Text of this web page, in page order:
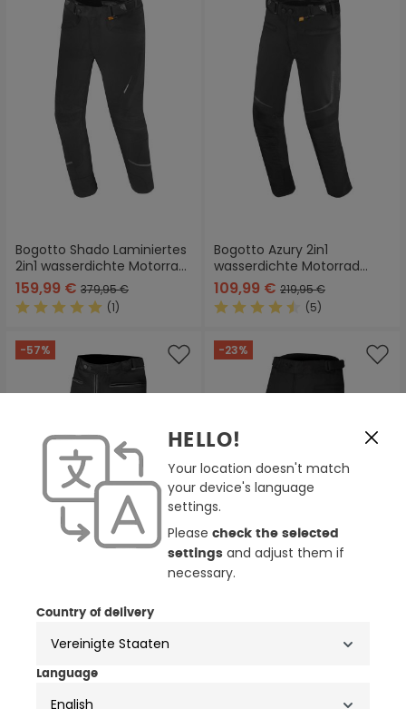
Bogotto Shado Laminiertes
2in1 wasserdichte Motorrad
Textilhose
159,99 € 379,95 €
(1)
Bogotto Azury 2in1
wasserdichte Motorrad
Textilhose
109,99 € 219,95 €
(5)
-57%
Bogotto Blizzard-X
wasserdichte Motorrad
Textilhose
Durchschnittliche Bewertung von 4.7 von 5 Sternen
-23%
wasserdichte Motorrad
Durchschnittliche
HELLO!
Your location doesn't match
your device's language
settings.
Please check the selected
settings and adjust them if
necessary.
Country of delivery
Language
English